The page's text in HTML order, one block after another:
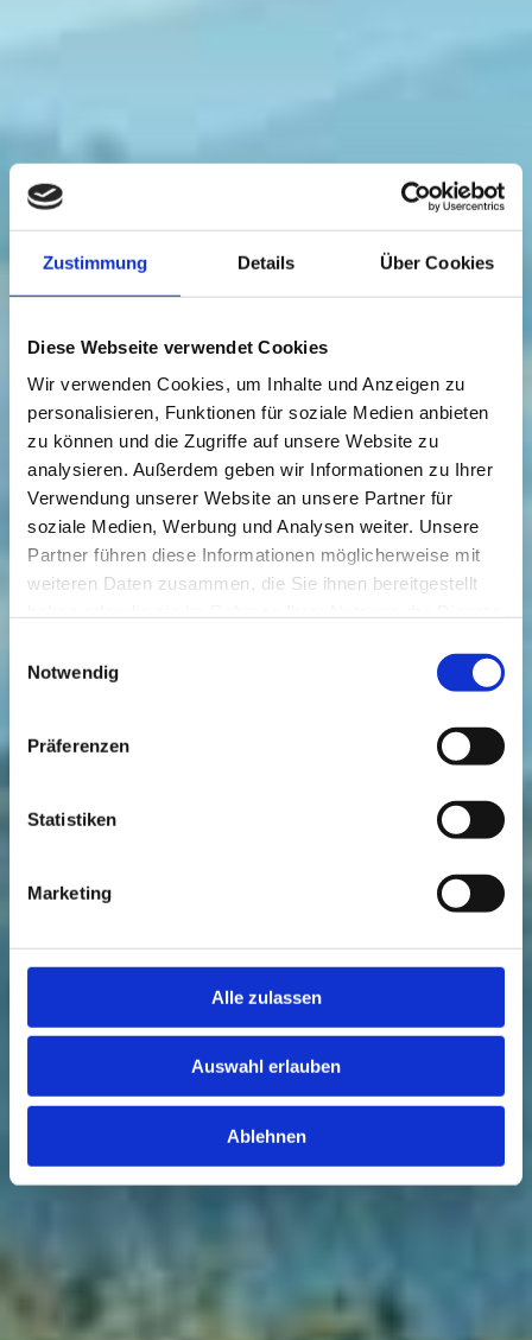
Zustimmung Details Über Cookies
Diese Webseite verwendet Cookies
Wir verwenden Cookies, um Inhalte und Anzeigen zu
personalisieren, Funktionen für soziale Medien anbieten
zu können und die Zugriffe auf unsere Website zu
analysieren. Außerdem geben wir Informationen zu Ihrer
Verwendung unserer Website an unsere Partner für
soziale Medien, Werbung und Analysen weiter. Unsere
Partner führen diese Informationen möglicherweise mit
weiteren Daten zusammen, die Sie ihnen bereitgestellt
Notwendig
Präferenzen
Statistiken
Marketing
Alle zulassen
Auswahl erlauben
Ablehnen